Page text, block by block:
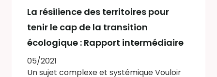
La résilience des territoires pour
tenir le cap de la transition
écologique : Rapport intermédiaire
05/2021
Un sujet complexe et systémique Vouloir